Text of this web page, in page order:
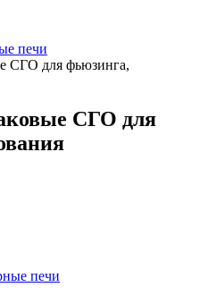
печи
СГО для фьюзинга,
СГО для
печи